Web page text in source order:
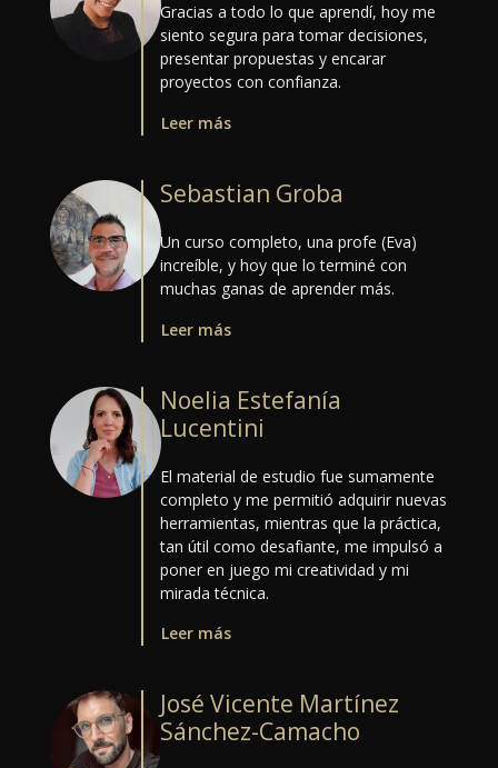
Gracias a todo lo que aprendí, hoy me
siento segura para tomar decisiones,
presentar propuestas y encarar
proyectos con confianza.
Leer más
Sebastian Groba
Un curso completo, una profe (Eva)
increíble, y hoy que lo terminé con
muchas ganas de aprender más.
Leer más
Noelia Estefanía
Lucentini
El material de estudio fue sumamente
completo y me permitió adquirir nuevas
herramientas, mientras que la práctica,
tan útil como desafiante, me impulsó a
poner en juego mi creatividad y mi
mirada técnica.
Leer más
José Vicente Martínez
Sánchez-Camacho